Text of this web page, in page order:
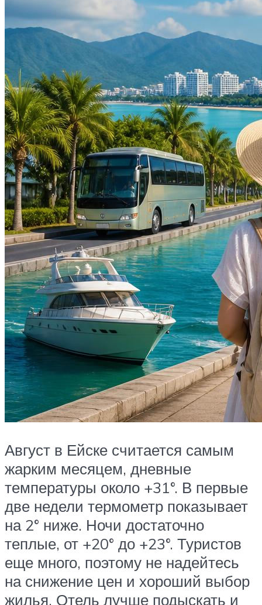
Август в Ейске считается самым
жарким месяцем, дневные
температуры около +31°. В первые
две недели термометр показывает
на 2° ниже. Ночи достаточно
теплые, от +20° до +23°. Туристов
еще много, поэтому не надейтесь
на снижение цен и хороший выбор
жилья. Отель лучше подыскать и